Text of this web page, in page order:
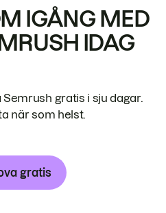
IGÅNG MED
IDAG
Semrush gratis i sju dagar.
när som helst.
gratis